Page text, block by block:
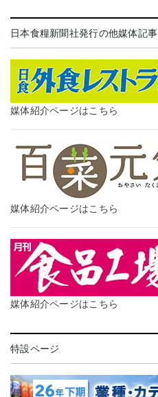
日本食糧新聞社発行の他媒体記事
媒体紹介ページはこちら
媒体紹介ページはこちら
媒体紹介ページはこちら
特設ページ